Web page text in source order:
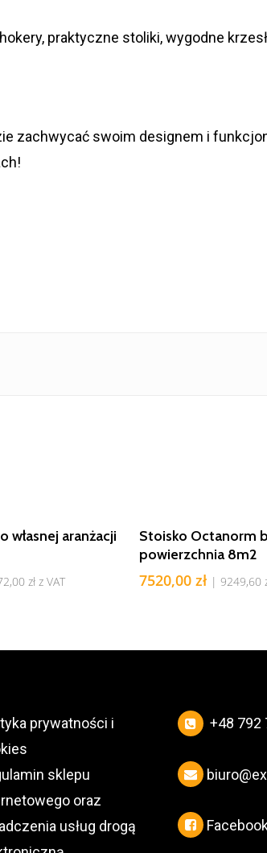
praktyczne stoliki, wygodne
zachwycać swoim designem i
Do Koszyka
własnej aranżacji
złz VAT
Dodaj Do
Stoisko Octanorm
powierzchnia 8m2
7520,00zł | 9249,60
prywatności i
sklepu
oraz
usług drogą
+48 792